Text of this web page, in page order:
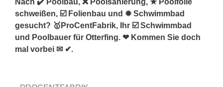
schweißen, ☑️ Folienbau und ✹ Schwimmbad
gesucht? 🥇ProCentFabrik, Ihr ☑️ Schwimmbad
und Poolbauer für Otterfing. ❤ Kommen Sie doch
mal vorbei ✉ ✔.